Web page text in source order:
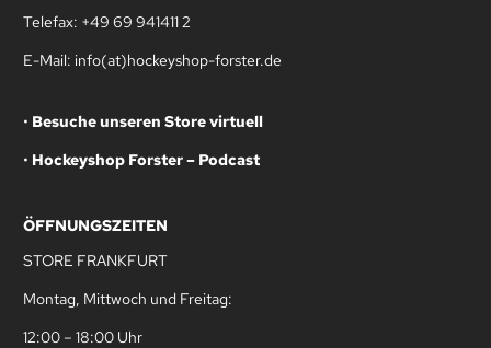
Telefax: +49 69 941411 2
E-Mail: info(at)hockeyshop-forster.de
• Besuche unseren Store virtuell
• Hockeyshop Forster – Podcast
ÖFFNUNGSZEITEN
STORE FRANKFURT
Montag, Mittwoch und Freitag:
12:00 – 18:00 Uhr